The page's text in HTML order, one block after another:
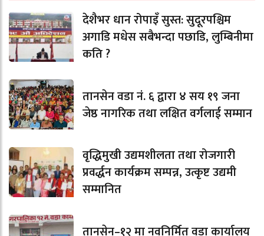
देशैभर धान रोपाइँ सुस्त: सुदूरपश्चिम
अगाडि मधेस सबैभन्दा पछाडि, लुम्बिनीमा
कति ?
तानसेन वडा नं. ६ द्वारा ४ सय १९ जना
जेष्ठ नागरिक तथा लक्षित वर्गलाई सम्मान
वृद्धिमुखी उद्यमशीलता तथा रोजगारी
प्रवर्द्धन कार्यक्रम सम्पन्न, उत्कृष्ट उद्यमी
सम्मानित
तानसेन–१२ मा नवनिर्मित वडा कार्यालय